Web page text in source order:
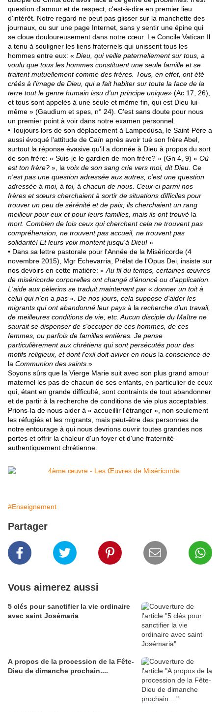
question d'amour et de respect, c'est-à-dire en premier lieu
d'intérêt. Notre regard ne peut pas glisser sur la manchette des
journaux, ou sur une page Internet, sans y sentir une épine qui
se cloue douloureusement dans notre cœur. Le Concile Vatican Il
a tenu à souligner les liens fraternels qui unissent tous les
hommes entre eux: « Dieu, qui veille pater­nellement sur tous, a
voulu que tous les hommes constituent une seule famille etse
traitent mutuellement comme des frères. Tous, en effet, ont été
créés à l’image de Dieu, quia fait habiter sur toute la face de la
terre toutle genre humain issu d'un prin­cipe unique» (Ac 17, 26),
et tous sont appelés à une seule et même fin, qui est Dieu lui-
même » (Gaudium et spes, n° 24). C'est sans doute pour nous
un premier point à voir dans notre examen personnel.
• Toujours lors de son déplacement à Lampedusa, le Saint-Père a
aussi évoqué l'attitude de Caïn après avoir tué son frère Abel,
surtout la réponse évasive qu'il a donnée à Dieu à propos du sort
de son frère: « Suis-je le gardien de mon frère? » (Gn 4, 9) « Où
est ton frère? », la voix de son sang crie vers moi, dit Dieu. Ce
n'est pas une question adressée aux autres, c'est une question
adressée à moi, à toi, à chacun de nous. Ceux-ci parmi nos
frères et sœurs cherchaient à sortir de situations difficiles pour
trouver un peu de sérénité et de paix; ils cherchaient un rang
meilleur pour eux et pour leurs familles, mais ils ont trouvé la
mort. Combien de fois ceux qui cherchent cela ne trouvent pas
compréhension, ne trouvent pas accueil, ne trouvent pas
solidarité! Et leurs voix montent jusqu'à Dieu! »
• Dans sa lettre pastorale pour l'Année de la Miséricorde (4
novembre 2015), Mgr Echevarria, Prélat de l'Opus Dei, insiste sur
nos devoirs en cette matière: « Au fil du temps, certaines œuvres
de miséricorde corporelles ont changé d'énoncé ou d'application.
L'aide aux pèlerins se traduit maintenant par « donner un toit à
celui qui n'en a pas ». De nos jours, cela suppose d'aider les
migrants qui ont abandonné leur pays à la recherche d'un travail,
de meilleures conditions de vie, etc. Aucun disciple du Maître ne
saurait se dispenser de s'occuper de ces hommes, de ces
femmes, ou parfois de familles entières. Je pense
particulièrement aux chrétiens qui sont persécutés pour des
motifs religieux, et dont l'exil doit aviver en nous la conscience de
la Communion des saints. »
Soyons sûrs que la Vierge Marie suit avec son plus grand amour
maternel les pas de chacun de ses enfants, en parti­culier de ceux
qui, étant en grande difficulté, sont contraints de tout abandonner
et de partir à la recherche de conditions de vie plus acceptables.
Prions-la de nous aider à « accueillir l'étranger », non seulement
les réfugiés et les migrants, mais peut-être des personnes de
notre entourage à qui nous devrions ouvrir toutes grandes nos
portes et offrir la chaleur d'un foyer et d'une fraternité
authentiquement chrétienne.
#Enseignement
Partager
Vous aimerez aussi
5 clés pour sanctifier la vie ordinaire
avec saint Josémaria
A propos de la procession de la Fête-
Dieu de dimanche prochain....